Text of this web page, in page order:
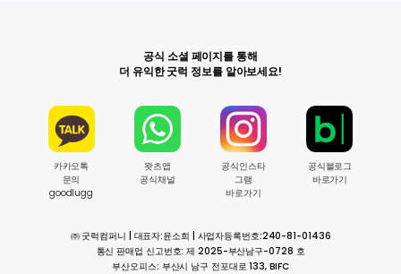
공식 소셜 페이지를 통해
더 유익한 굿럭 정보를 알아보세요!
카카오톡
문의
goodlugg
왓츠앱
공식채널
공식인스타
그램
바로가기
공식블로그
바로가기
㈜ 굿럭컴퍼니 | 대표자:윤소희 | 사업자등록번호:240-81-01436
통신 판매업 신고번호: 제 2025-부산남구-0728 호
부산오피스: 부산시 남구 전포대로 133, BIFC